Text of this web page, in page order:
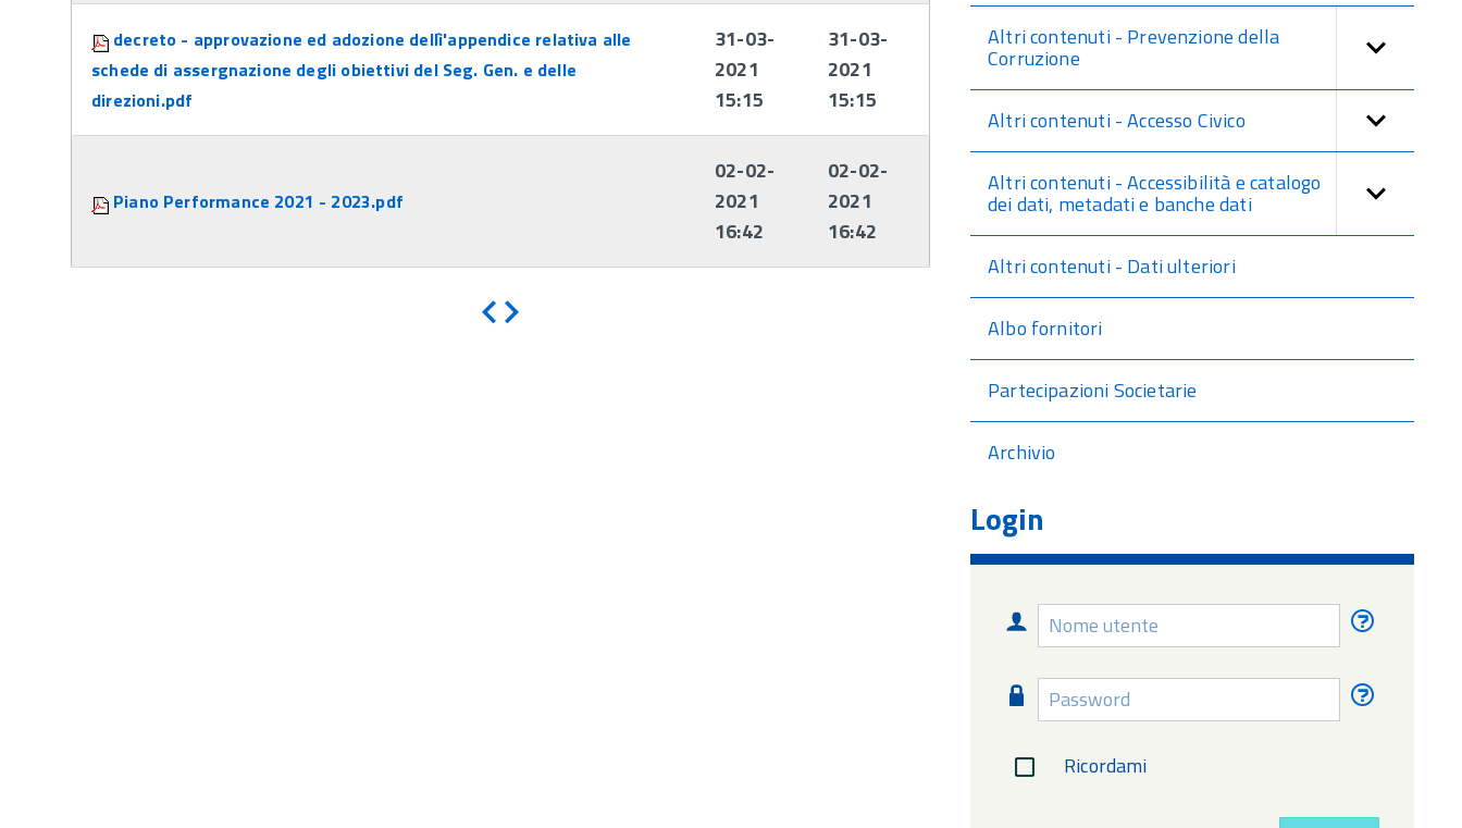
decreto - approvazione ed adozione dellì'appendice relativa alle
schede di assergnazione degli obiettivi del Seg. Gen. e delle
direzioni.pdf
31-03-
2021
15:15
31-03-
2021
15:15
Piano Performance 2021 - 2023.pdf
02-02-
2021
16:42
02-02-
2021
16:42
Indietro
Altri contenuti - Prevenzione della
Corruzione
Altri contenuti - Accesso Civico
Altri contenuti - Accessibilità e catalogo
dei dati, metadati e banche dati
Altri contenuti - Dati ulteriori
Albo fornitori
Partecipazioni Societarie
Archivio
Login
Nome
utente
Nome
utente
Password
Password
Ricordami